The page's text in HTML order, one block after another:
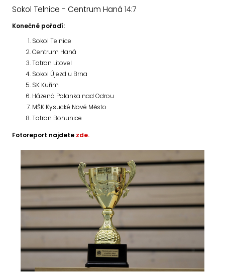
Sokol Telnice - Centrum Haná 14:7
Konečné pořadí:
Sokol Telnice
Centrum Haná
Tatran Litovel
Sokol Újezd u Brna
SK Kuřim
Házená Polanka nad Odrou
MŠK Kysucké Nové Město
Tatran Bohunice
Fotoreport najdete zde.